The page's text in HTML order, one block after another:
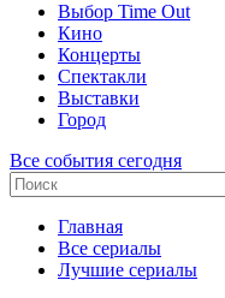
Выбор Time Out
Кино
Концерты
Спектакли
Выставки
Город
Все события сегодня
Главная
Все сериалы
Лучшие сериалы